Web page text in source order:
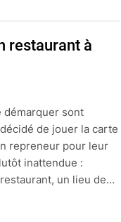
restaurant à
démarquer sont
de jouer la carte
repreneur pour leur
inattendue :
un lieu de…